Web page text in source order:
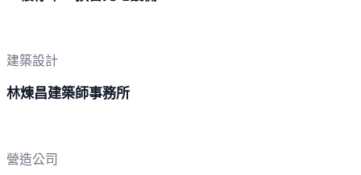
建築設計
林煉昌建築師事務所
營造公司